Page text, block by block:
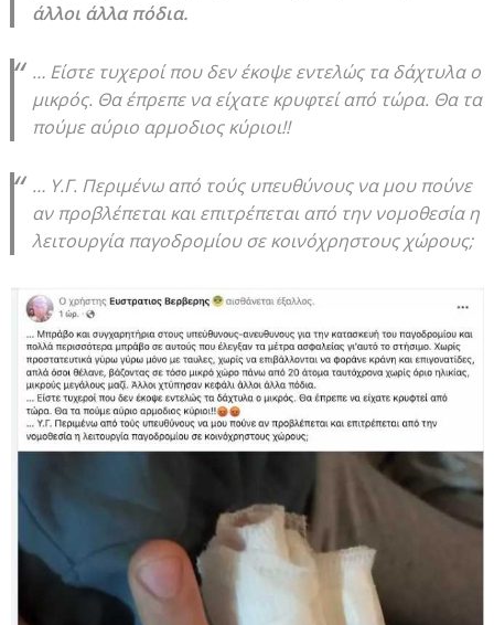
άλλοι άλλα πόδια.
… Είστε τυχεροί που δεν έκοψε εντελώς τα δάχτυλα ο
μικρός. Θα έπρεπε να είχατε κρυφτεί από τώρα. Θα τα
πούμε αύριο αρμοδιος κύριοι!!
… Υ.Γ. Περιμένω από τούς υπευθύνους να μου πούνε
αν προβλέπεται και επιτρέπεται από την νομοθεσία η
λειτουργία παγοδρομίου σε κοινόχρηστους χώρους;